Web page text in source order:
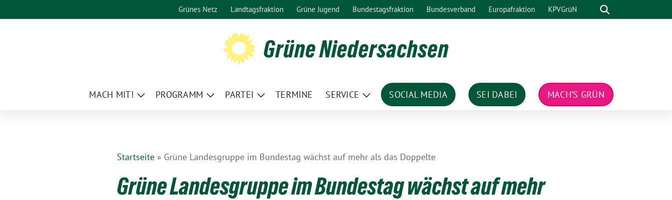
zum
Grünes Netz Landtagsfraktion Grüne Jugend Bundestagsfraktion Bundesverband Europafraktion KPVGrüN Suche
Grüne Niedersachsen
MACH MIT!
Zeige
PROGRAMM
Zeige
PARTEI
Zeige
TERMINE SERVICE
Zeige
SOCIAL MEDIA SEI DABEI MACH’S GRÜN
Startseite » Grüne Landesgruppe im Bundestag wächst auf mehr als das Doppelte
Grüne Landesgruppe im Bundestag wächst auf mehr